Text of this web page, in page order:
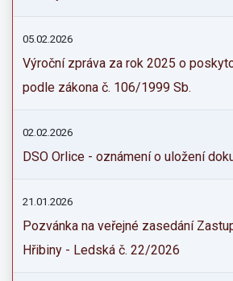
05.02.2026
Výroční zpráva za rok 2025 o
podle zákona č. 106/1999 Sb.
02.02.2026
DSO Orlice - oznámení o uložení
21.01.2026
Pozvánka na veřejné zasedání
Hřibiny - Ledská č. 22/2026